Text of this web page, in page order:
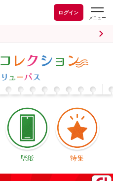
ログイン
壁紙 特集